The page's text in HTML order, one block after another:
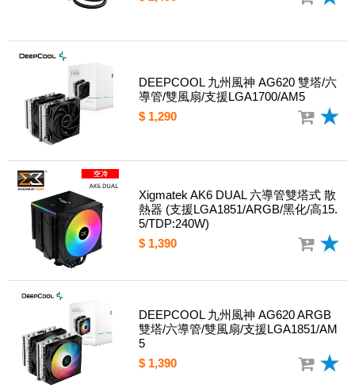
DEEPCOOL 九州風神 AG620 雙塔/六
導管/雙風扇/支援LGA1700/AM5
$ 1,290
Xigmatek AK6 DUAL 六導管雙塔式 散
熱器 (支援LGA1851/ARGB/黑化/高15.
5/TDP:240W)
$ 1,390
DEEPCOOL 九州風神 AG620 ARGB
雙塔/六導管/雙風扇/支援LGA1851/AM
5
$ 1,390